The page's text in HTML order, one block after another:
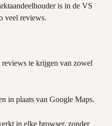
is in de VS
veel reviews.
te krijgen van zowel
in plaats van Google Maps.
in elke browser, zonder